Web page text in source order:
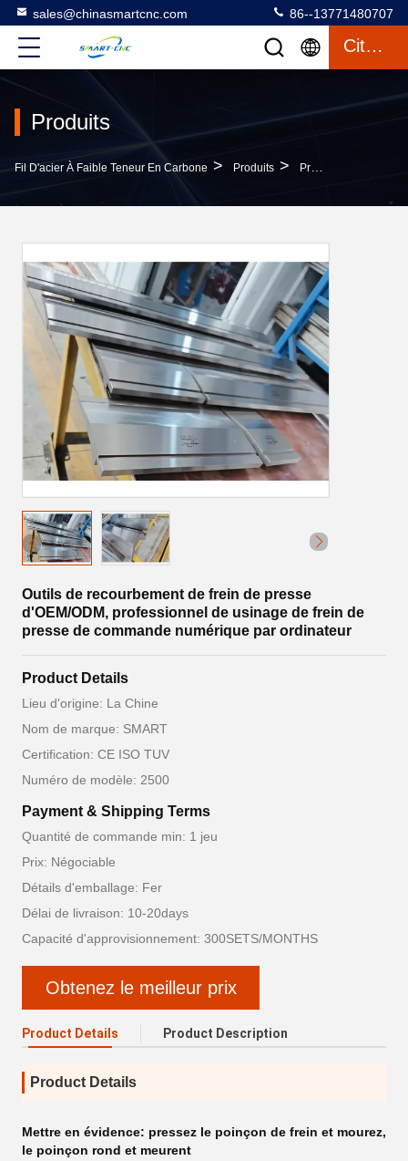
sales@chinasmartcnc.com 86--13771480707
Citation
Produits
Fil D'acier À Faible Teneur En Carbone > Produits > Pressez Les Outils De Recourbement De Frein
Outils de recourbement de frein de presse
d'OEM/ODM, professionnel de usinage de frein de
presse de commande numérique par ordinateur
Product Details
Lieu d'origine: La Chine
Nom de marque: SMART
Certification: CE ISO TUV
Numéro de modèle: 2500
Payment & Shipping Terms
Quantité de commande min: 1 jeu
Prix: Négociable
Détails d'emballage: Fer
Délai de livraison: 10-20days
Capacité d'approvisionnement: 300SETS/MONTHS
Obtenez le meilleur prix
Product Details Product Description
Product Details
Mettre en évidence: pressez le poinçon de frein et mourez,
le poinçon rond et meurent